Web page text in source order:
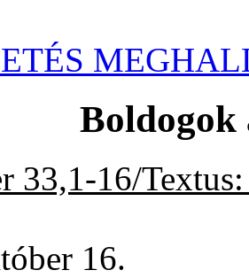
Boldogok
33,1-16/Textus:
16.